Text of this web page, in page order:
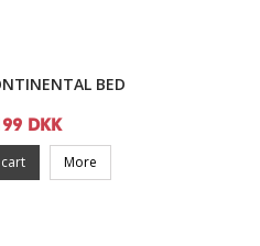
BED
DKK
More